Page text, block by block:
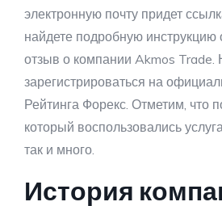
электронную почту придет
найдете подробную инструкцию
отзыв о компании Akmos Trade.
зарегистрироваться на
Рейтинга Форекс. Отметим, что
который воспользовались
так и много.
История